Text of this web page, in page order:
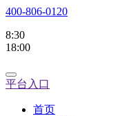
400-806-0120
8:30
18:00
平台入口
首页